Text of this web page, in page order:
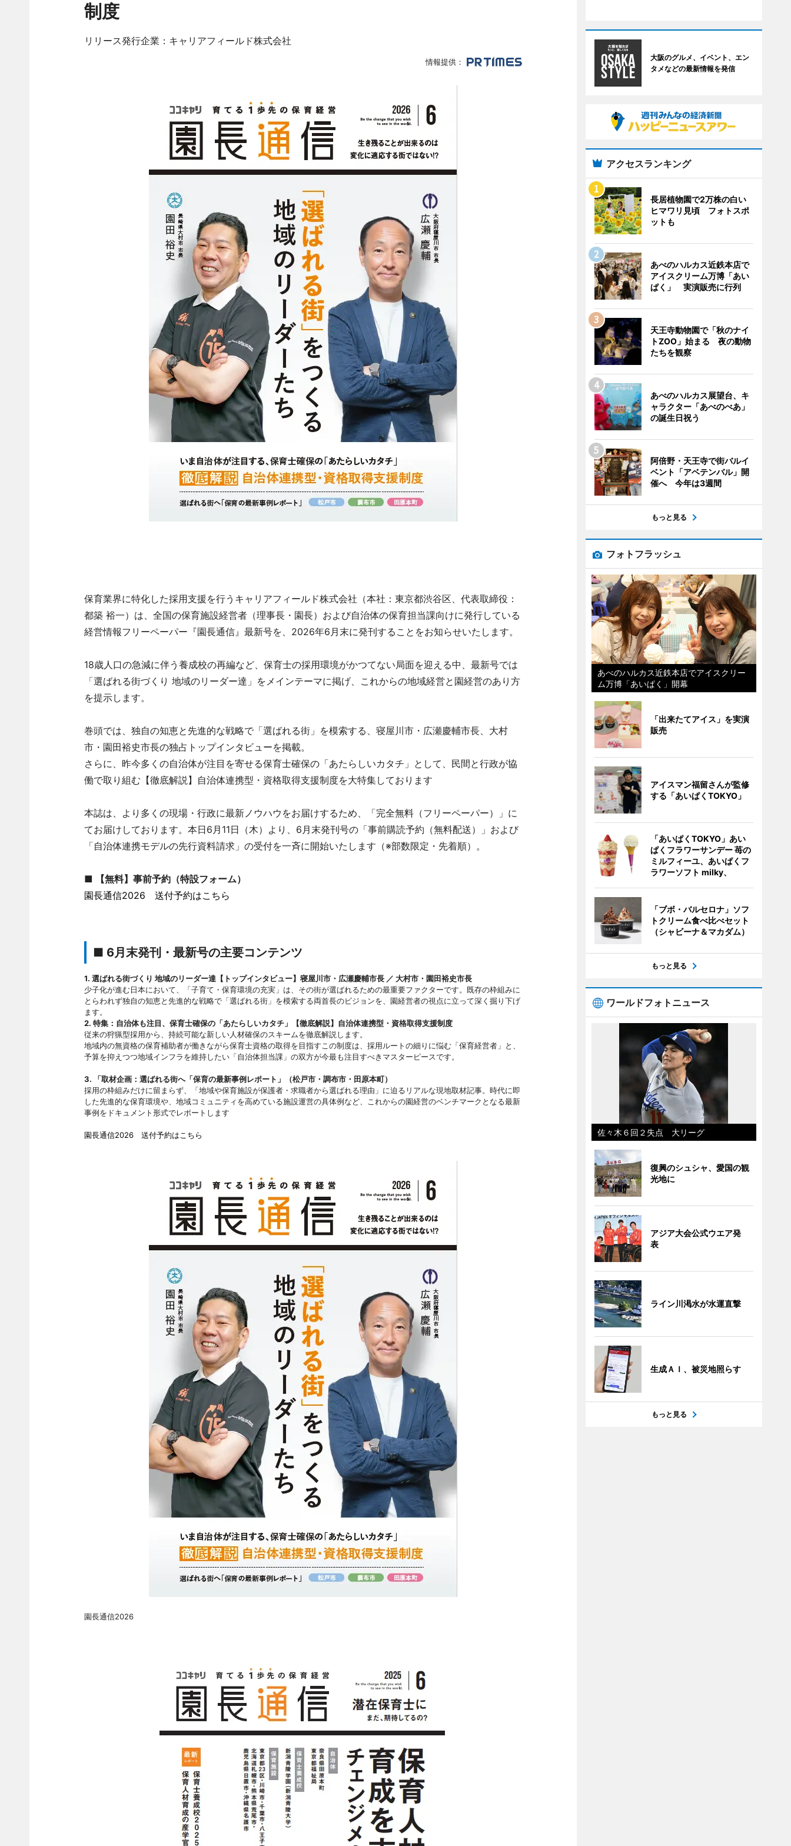
制度
リリース発行企業：キャリアフィールド株式会社
情報提供：
保育業界に特化した採用支援を行うキャリアフィールド株式会社（本社：東京都渋谷区、代表取締役：
都築 裕一）は、全国の保育施設経営者（理事長・園長）および自治体の保育担当課向けに発行している
経営情報フリーペーパー『園長通信』最新号を、2026年6月末に発刊することをお知らせいたします。
18歳人口の急減に伴う養成校の再編など、保育士の採用環境がかつてない局面を迎える中、最新号では
「選ばれる街づくり 地域のリーダー達」をメインテーマに掲げ、これからの地域経営と園経営のあり方
を提示します。
巻頭では、独自の知恵と先進的な戦略で「選ばれる街」を模索する、寝屋川市・広瀬慶輔市長、大村
市・園田裕史市長の独占トップインタビューを掲載。
さらに、昨今多くの自治体が注目を寄せる保育士確保の「あたらしいカタチ」として、民間と行政が協
働で取り組む【徹底解説】自治体連携型・資格取得支援制度を大特集しております
本誌は、より多くの現場・行政に最新ノウハウをお届けするため、「完全無料（フリーペーパー）」に
てお届けしております。本日6月11日（木）より、6月末発刊号の「事前購読予約（無料配送）」および
「自治体連携モデルの先行資料請求」の受付を一斉に開始いたします（※部数限定・先着順）。
■ 【無料】事前予約（特設フォーム）
園長通信2026 送付予約はこちら
■ 6月末発刊・最新号の主要コンテンツ
1. 選ばれる街づくり 地域のリーダー達【トップインタビュー】寝屋川市・広瀬慶輔市長 ／ 大村市・園田裕史市長
少子化が進む日本において、「子育て・保育環境の充実」は、その街が選ばれるための最重要ファクターです。既存の枠組みに
とらわれず独自の知恵と先進的な戦略で「選ばれる街」を模索する両首長のビジョンを、園経営者の視点に立って深く掘り下げ
ます。
2. 特集：自治体も注目、保育士確保の「あたらしいカタチ」【徹底解説】自治体連携型・資格取得支援制度
従来の狩猟型採用から、持続可能な新しい人材確保のスキームを徹底解説します。
地域内の無資格の保育補助者が働きながら保育士資格の取得を目指すこの制度は、採用ルートの細りに悩む「保育経営者」と、
予算を抑えつつ地域インフラを維持したい「自治体担当課」の双方が今最も注目すべきマスターピースです。
3. 「取材企画：選ばれる街へ「保育の最新事例レポート」（松戸市・調布市・田原本町）
採用の枠組みだけに留まらず、「地域や保育施設が保護者・求職者から選ばれる理由」に迫るリアルな現地取材記事。時代に即
した先進的な保育環境や、地域コミュニティを高めている施設運営の具体例など、これからの園経営のベンチマークとなる最新
事例をドキュメント形式でレポートします
園長通信2026 送付予約はこちら
園長通信2026
大阪のグルメ、イベント、エン
タメなどの最新情報を発信
アクセスランキング
長居植物園で2万株の白い
ヒマワリ見頃 フォトスポ
ットも
あべのハルカス近鉄本店で
アイスクリーム万博「あい
ぱく」 実演販売に行列
天王寺動物園で「秋のナイ
トZOO」始まる 夜の動物
たちを観察
あべのハルカス展望台、キ
ャラクター「あべのべあ」
の誕生日祝う
阿倍野・天王寺で街バルイ
ベント「アベテンバル」開
催へ 今年は3週間
もっと見る
フォトフラッシュ
あべのハルカス近鉄本店でアイスクリー
ム万博「あいぱく」開幕
「出来たてアイス」を実演
販売
アイスマン福留さんが監修
する「あいぱくTOKYO」
「あいぱくTOKYO」あい
ぱくフラワーサンデー 苺の
ミルフィーユ、あいぱくフ
ラワーソフト milky、
「ブボ・バルセロナ」ソフ
トクリーム食べ比べセット
（シャビーナ＆マカダム）
もっと見る
ワールドフォトニュース
佐々木６回２失点 大リーグ
復興のシュシャ、愛国の観
光地に
アジア大会公式ウエア発
表
ライン川渇水が水運直撃
生成ＡＩ、被災地照らす
もっと見る